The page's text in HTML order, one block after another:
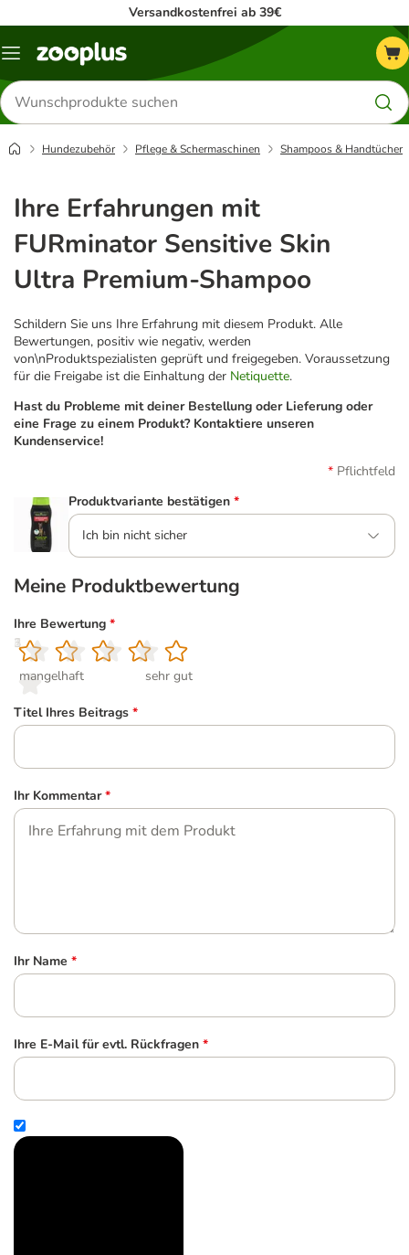
Versandkostenfrei ab 39€
Menü
Produkte
suchen
Hundezubehör Pflege & Schermaschinen Shampoos & Handtücher
Ihre Erfahrungen mit
FURminator Sensitive Skin
Ultra Premium-Shampoo
Schildern Sie uns Ihre Erfahrung mit diesem Produkt. Alle
Bewertungen, positiv wie negativ, werden
von\nProduktspezialisten geprüft und freigegeben. Voraussetzung
für die Freigabe ist die Einhaltung der Netiquette.
Hast du Probleme mit deiner Bestellung oder Lieferung oder
eine Frage zu einem Produkt? Kontaktiere unseren
Kundenservice!
Pflichtfeld
Produktvariante bestätigen *
Ich bin nicht sicher
Meine Produktbewertung
Ihre Bewertung *
1
mangelhaft
2
3
4
5
sehr gut
Titel Ihres Beitrags *
Ihr Kommentar *
Ihr Name *
Ihre E-Mail für evtl. Rückfragen *